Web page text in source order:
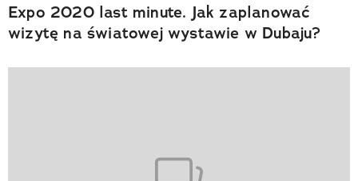
Expo 2020 last minute. Jak zaplanować
wizytę na światowej wystawie w Dubaju?